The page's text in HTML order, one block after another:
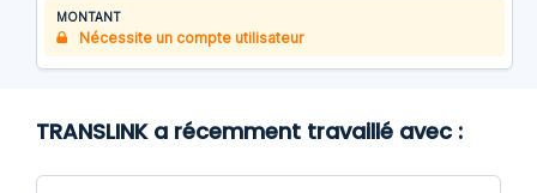
MONTANT
Nécessite un compte utilisateur
TRANSLINK a récemment travaillé avec :